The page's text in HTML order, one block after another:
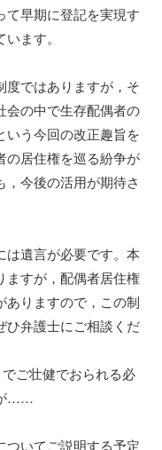
て早期に登記を実現す
ます。
度ではありますが，そ
会の中で生存配偶者の
いう今回の改正趣旨を
の居住権を巡る紛争が
今後の活用が期待さ
は遺言が必要です。本
ますが，配偶者居住権
ありますので，この制
ひ弁護士にご相談くだ
ご壮健でおられる必
……
ついてご説明する予定